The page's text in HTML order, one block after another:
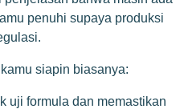
penuhi supaya produksi
siapin biasanya:
uji formula dan memastikan